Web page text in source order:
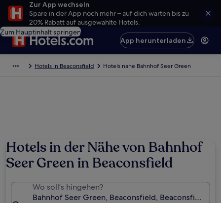
Zur App wechseln
Spare in der App noch mehr – auf dich warten bis zu
20% Rabatt auf ausgewählte Hotels.
Zum Hauptinhalt springen
App herunterladen
Hotels in Beaconsfield Hotels nahe Bahnhof Seer Green
Hotels in der Nähe von Bahnhof
Seer Green in Beaconsfield
Wo soll’s hingehen?
Bahnhof Seer Green, Beaconsfield, Beaconsfield,